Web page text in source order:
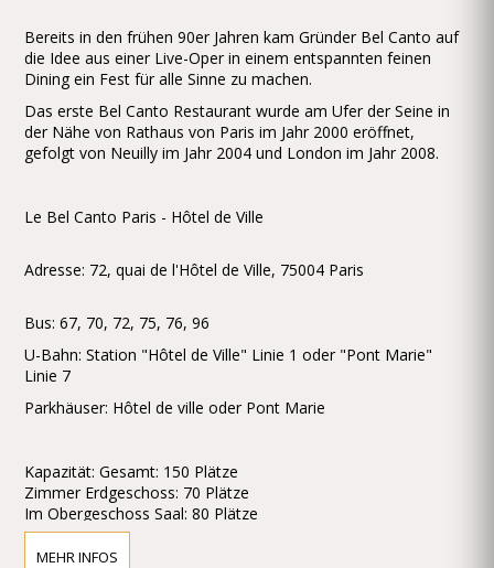
Bereits in den frühen 90er Jahren kam Gründer Bel Canto auf
die Idee aus einer Live-Oper in einem entspannten feinen
Dining ein Fest für alle Sinne zu machen.
Das erste Bel Canto Restaurant wurde am Ufer der Seine in
der Nähe von Rathaus von Paris im Jahr 2000 eröffnet,
gefolgt von Neuilly im Jahr 2004 und London im Jahr 2008.
Le Bel Canto Paris - Hôtel de Ville
Adresse: 72, quai de l'Hôtel de Ville, 75004 Paris
Bus: 67, 70, 72, 75, 76, 96
U-Bahn: Station "Hôtel de Ville" Linie 1 oder "Pont Marie"
Linie 7
Parkhäuser: Hôtel de ville oder Pont Marie
Kapazität: Gesamt: 150 Plätze
Zimmer Erdgeschoss: 70 Plätze
Im Obergeschoss Saal: 80 Plätze
MEHR INFOS